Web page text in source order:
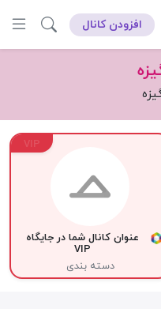
افزودن کانال
VIP
عنوان کانال شما در جایگاه
VIP
دسته بندی